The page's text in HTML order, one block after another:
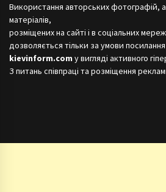
Використання авторських фотографій,
матеріалів,
розміщених на сайті і в соціальних
дозволяється тільки за умови
kievinform.com у вигляді активного
З питань співпраці та розміщення